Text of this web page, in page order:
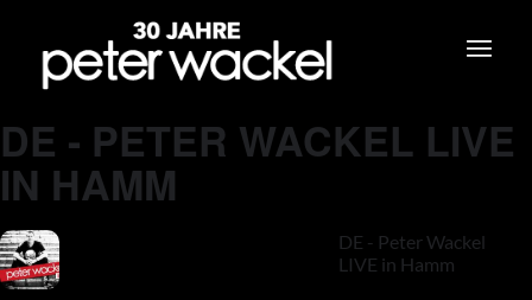
DE - PETER WACKEL LIVE
IN HAMM
DE - Peter Wackel
LIVE in Hamm